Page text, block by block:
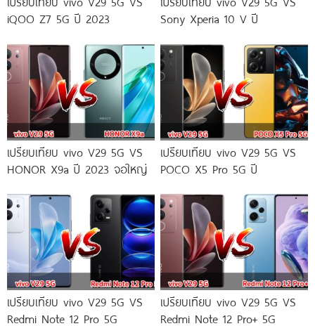
iQOO Z7 5G ปี 2023
Sony Xperia 10 V ปี
เปรียบเทียบ vivo V29 5G VS
HONOR X9a ปี 2023 จอใหญ่
เปรียบเทียบ vivo V29 5G VS
POCO X5 Pro 5G ปี
เปรียบเทียบ vivo V29 5G VS
Redmi Note 12 Pro 5G
เปรียบเทียบ vivo V29 5G VS
Redmi Note 12 Pro+ 5G